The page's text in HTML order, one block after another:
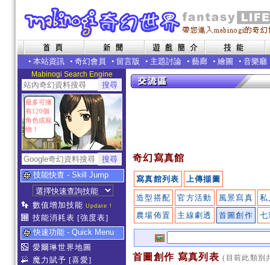
• 本站資訊 • 奇幻會員 • 留言版 • 主題討論 • 藝廊 • 繪圖 • 音樂廳
Mabinogi Search Engine
最多可擁
有120個
角色或寵
物！
技能快查 - Skill Jump
數值增加技能 Update !
技能消耗表 [強度表]
快速功能 - Quick Menu
愛爾琳世界地圖
魔力賦予 [喜愛]
奇幻寫真館
寫真館列表 上傳擷圖
造型搭配 官方活動 風景寫真
私
農場佈置
主線劇透 首圖創作 七
首圖創作 寫真列表(目前此類別